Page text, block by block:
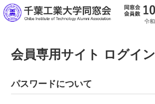
会員専用サイト ログイン
パスワードについて